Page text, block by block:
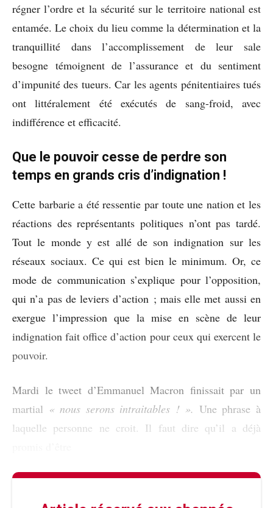
régner l’ordre et la sécurité sur le territoire national est
entamée. Le choix du lieu comme la détermination et la
tranquillité dans l’accomplissement de leur sale
besogne témoignent de l’assurance et du sentiment
d’impunité des tueurs. Car les agents pénitentiaires tués
ont littéralement été exécutés de sang-froid, avec
indifférence et efficacité.
Que le pouvoir cesse de perdre son
temps en grands cris d’indignation !
Cette barbarie a été ressentie par toute une nation et les
réactions des représentants politiques n’ont pas tardé.
Tout le monde y est allé de son indignation sur les
réseaux sociaux. Ce qui est bien le minimum. Or, ce
mode de communication s’explique pour l’opposition,
qui n’a pas de leviers d’action ; mais elle met aussi en
exergue l’impression que la mise en scène de leur
indignation fait office d’action pour ceux qui exercent le
pouvoir.
Mardi le tweet d’Emmanuel Macron finissait par un
martial « nous serons intraitables ! ». Une phrase à
laquelle personne ne croit. Il faut dire qu’il a déjà